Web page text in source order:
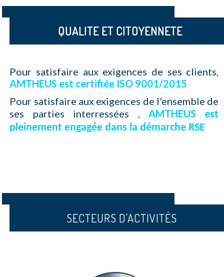
QUALITE ET CITOYENNETE
Pour satisfaire aux exigences de ses clients,
AMTHEUS est certifiée ISO 9001/2015
Pour satisfaire aux exigences de l'ensemble de
ses parties interressées ,AMTHEUS est
pleinement engagée dans la démarche RSE
SECTEURS D'ACTIVITÉS